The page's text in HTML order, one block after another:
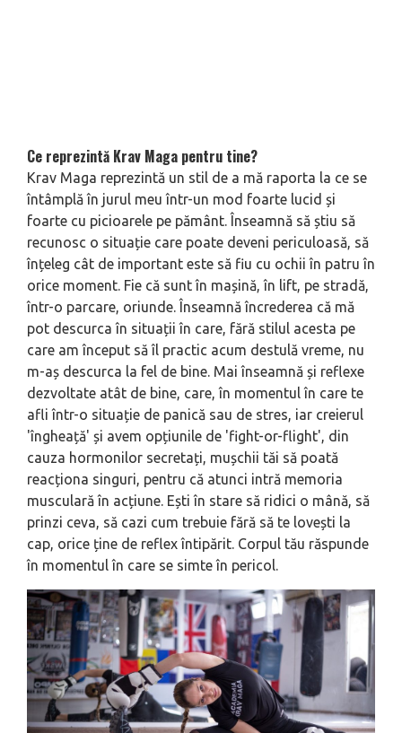
Ce reprezintă Krav Maga pen­tru tine?
Krav Maga reprezintă un stil de a mă raporta la ce se
întâmplă în jurul meu într-un mod foarte lucid și
foarte cu picioarele pe pământ. Înseamnă să știu să
recunosc o situație care poate deveni periculoasă, să
înțeleg cât de important este să fiu cu ochii în patru în
orice moment. Fie că sunt în mașină, în lift, pe stradă,
într-o par­care, oriunde. Înseamnă încrederea că mă
pot descurca în situații în care, fără stilul acesta pe
care am început să îl practic acum destulă vreme, nu
m-aș descurca la fel de bine. Mai în­seamnă și reflexe
dezvoltate atât de bine, care, în momentul în care te
afli într-o situație de panică sau de stres, iar creierul
'îngheață' și avem opțiunile de 'fight-or-flight', din
cauza hormonilor secretați, mușchii tăi să poată
reacționa singuri, pentru că atunci intră memoria
musculară în acțiune. Ești în stare să ridici o mână, să
prinzi ceva, să cazi cum trebuie fără să te lovești la
cap, orice ține de reflex întipărit. Corpul tău răspunde
în mo­mentul în care se simte în pericol.